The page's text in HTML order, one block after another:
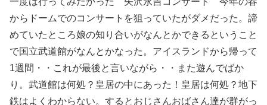
からドームでのコンサートを狙っていたがダメだった。諦
めていたところ娘の知り合いがなんとかできるということ
で国立武道館がなんとかなった。アイスランドから帰って
1週間・・これが最後と言いながら・・また遊んでばか
り。武道館は何処？皇居の中にあった！皇居は何処？地下
鉄はよくわからない。するとおじさんおばさん達が群がっ